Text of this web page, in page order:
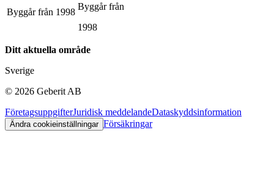
Byggår från 1998
Byggår från
1998
Ditt aktuella område
Sverige
© 2026 Geberit AB
FöretagsuppgifterJuridisk meddelandeDataskyddsinformation
Ändra cookieinställningar Försäkringar